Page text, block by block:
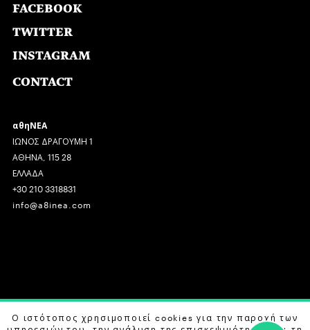
FACEBOOK
TWITTER
INSTAGRAM
CONTACT
αθηΝΕΑ
ΙΩΝΟΣ ΔΡΑΓΟΥΜΗ 1
ΑΘΗΝΑ, 115 28
ΕΛΛΑΔΑ
+30 210 3318831
info@a8inea.com
COPYRIGHT © 2026 αθηΝΕΑ, ALL RIGHTS RESERVED.
Ο ιστότοπος χρησιμοποιεί cookies για την παροχή των